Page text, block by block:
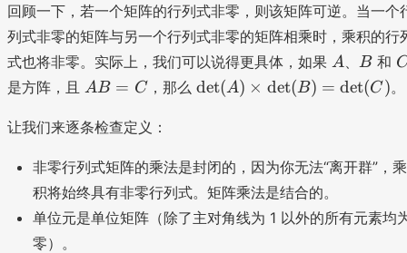
3
)
ti
m
es
n
回顾一下，若一个矩阵的行列式非零，则该矩阵可逆。当一个
列式非零的矩阵与另一个行列式非零的矩阵相乘时，乘积的行
式也将非零。实际上，我们可以说得更具体，如果 A
A B
B和
是方阵，且
A
=
AB = C ，那么\
A
\
ti
det(A) × det(B) = det(C)。
让我们来逐条检查定义：
非零行列式矩阵的乘法是封闭的，因为你无法“离开群”，乘
积将始终具有非零行列式。矩阵乘法是结合的。
单位元是单位矩阵（除了主对角线为 1 以外的所有元素均
零）。